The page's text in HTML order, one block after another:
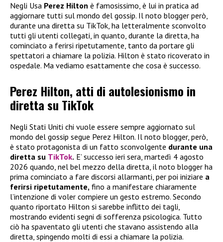
Negli Usa Perez Hilton è famosissimo, è lui in pratica ad
aggiornare tutti sul mondo del gossip. Il noto blogger però,
durante una diretta su TikTok, ha letteralmente sconvolto
tutti gli utenti collegati, in quanto, durante la diretta, ha
cominciato a ferirsi ripetutamente, tanto da portare gli
spettatori a chiamare la polizia. Hilton è stato ricoverato in
ospedale. Ma vediamo esattamente che cosa è successo.
Perez Hilton, atti di autolesionismo in
diretta su TikTok
Negli Stati Uniti chi vuole essere sempre aggiornato sul
mondo del gossip segue Perez Hilton. Il noto blogger, però,
è stato protagonista di un fatto sconvolgente durante una
diretta su TikTok. E’ successo ieri sera, martedì 4 agosto
2026 quando, nel bel mezzo della diretta, il noto blogger ha
prima cominciato a fare discorsi allarmanti, per poi iniziare a
ferirsi ripetutamente, fino a manifestare chiaramente
l’intenzione di voler compiere un gesto estremo. Secondo
quanto riportato Hilton si sarebbe inflitto dei tagli,
mostrando evidenti segni di sofferenza psicologica. Tutto
ciò ha spaventato gli utenti che stavano assistendo alla
diretta, spingendo molti di essi a chiamare la polizia.